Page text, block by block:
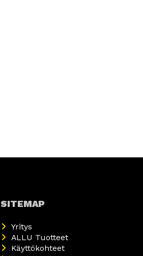
SITEMAP
Yritys
ALLU Tuotteet
Käyttökohteet